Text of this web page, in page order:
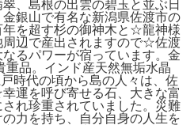
、島根の出雲の碧玉と並ぶ日
銀山で有名な新潟県佐渡市の
を超す杉の御神木と☆龍神様
周辺で産出されますので☆佐渡
るパワーが宿っています。金
品。インド産天然無垢水晶
時代の頃から島の人々は、佐
運を呼び寄せる石、大きな富
れ珍重されていました。災難
力を持ち、自分自身の人生を